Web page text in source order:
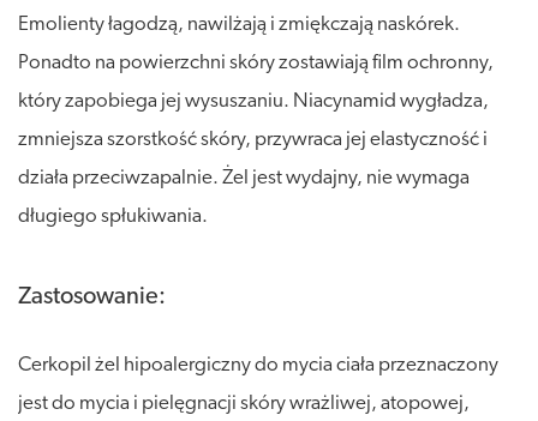
Emolienty łagodzą, nawilżają i zmiękczają naskórek.
Ponadto na powierzchni skóry zostawiają film ochronny,
który zapobiega jej wysuszaniu. Niacynamid wygładza,
zmniejsza szorstkość skóry, przywraca jej elastyczność i
działa przeciwzapalnie. Żel jest wydajny, nie wymaga
długiego spłukiwania.
Zastosowanie:
Cerkopil żel hipoalergiczny do mycia ciała przeznaczony
jest do mycia i pielęgnacji skóry wrażliwej, atopowej,